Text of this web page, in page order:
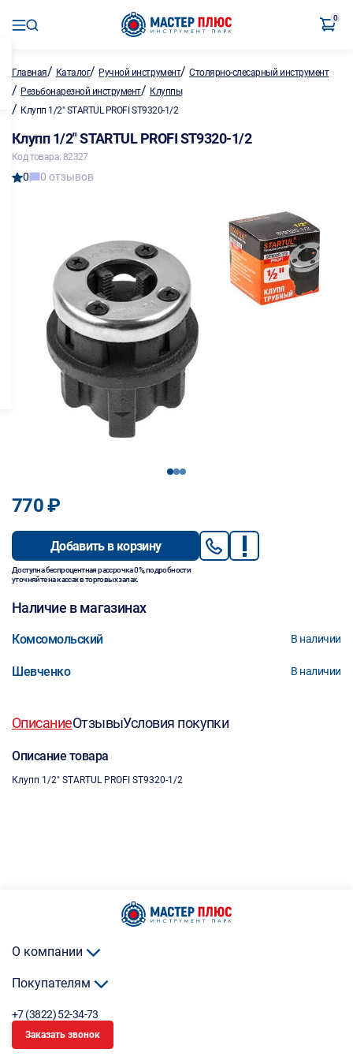
0
Главная/ Каталог/ Ручной инструмент/Столярно-слесарный инструмент
/ Резьбонарезной инструмент/ Клуппы
/ Клупп 1/2" STARTUL PROFI ST9320-1/2
Клупп 1/2" STARTUL PROFI ST9320-1/2
Код товара: 82327
0 0 отзывов
123
770 ₽
Добавить в корзину
Доступна беспроцентная рассрочка 0%, подробности
уточняйте на кассах в торговых залах.
Наличие в магазинах
Комсомольский В наличии
Шевченко В наличии
ОписаниеОтзывыУсловия покупки
Описание товара
Клупп 1/2" STARTUL PROFI ST9320-1/2
О компании
Покупателям
+7 (3822) 52-34-73
Заказать звонок